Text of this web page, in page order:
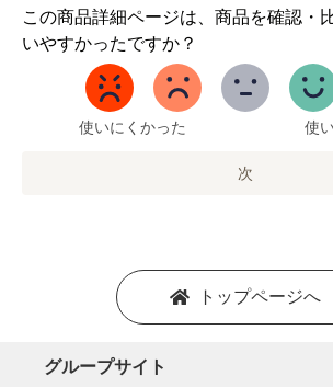
この商品詳細ページは、商品を確認・
いやすかったですか？
1
か
使いにくかった 使
次
トップページへ
グループサイト